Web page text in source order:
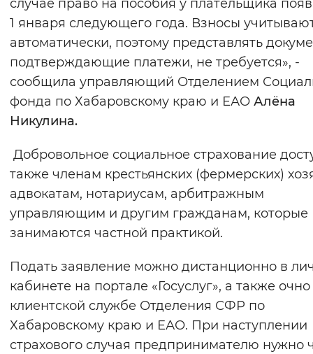
случае право на пособия у плательщика
1 января следующего года. Взносы
автоматически, поэтому представлять
подтверждающие платежи, не требуется», -
сообщила управляющий Отделением
фонда по Хабаровскому краю и ЕАО Алёна
Никулина.
Добровольное социальное страхование
также членам крестьянских (фермерских)
адвокатам, нотариусам, арбитражным
управляющим и другим гражданам, которые
занимаются частной практикой.
Подать заявление можно дистанционно в
кабинете на портале «Госуслуг», а также очно
клиентской службе Отделения СФР по
Хабаровскому краю и ЕАО. При наступлении
страхового случая предпринимателю нужно